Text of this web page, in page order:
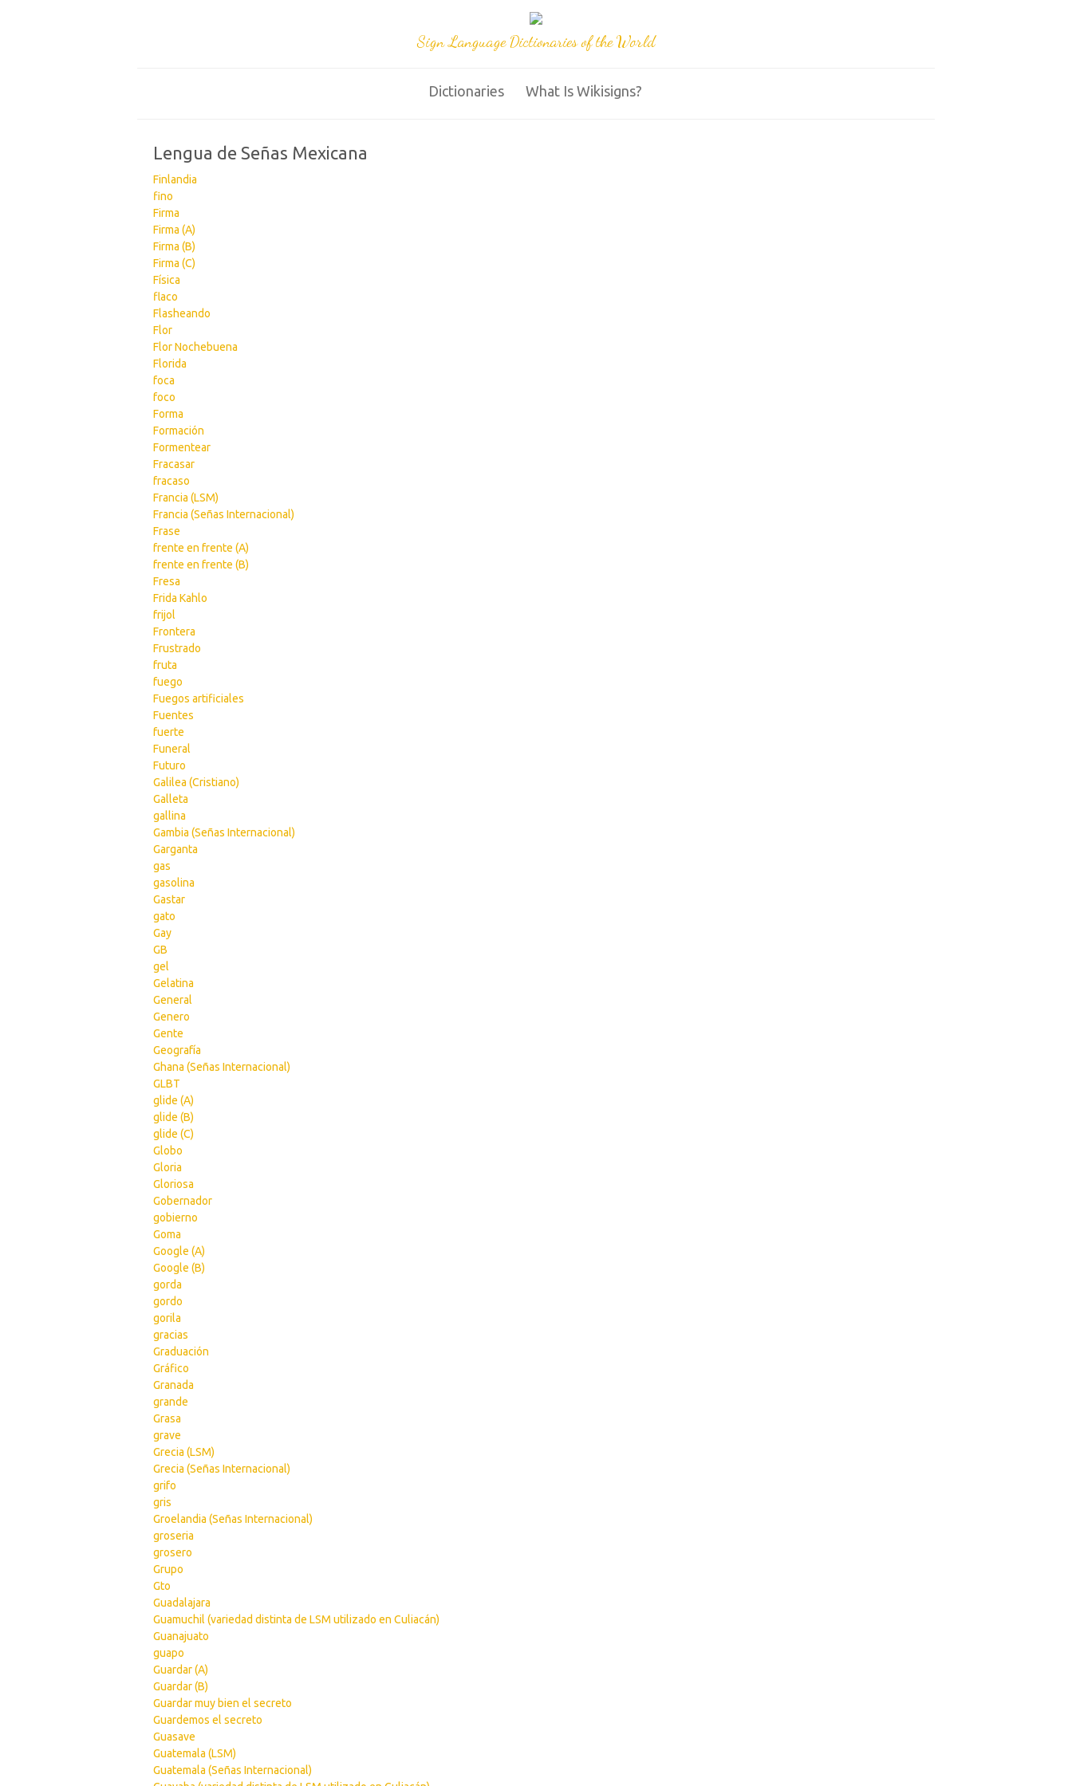
Sign Language Dictionaries of the World
Dictionaries What Is Wikisigns?
Lengua de Señas Mexicana
Finlandia
fino
Firma
Firma (A)
Firma (B)
Firma (C)
Física
flaco
Flasheando
Flor
Flor Nochebuena
Florida
foca
foco
Forma
Formación
Formentear
Fracasar
fracaso
Francia (LSM)
Francia (Señas Internacional)
Frase
frente en frente (A)
frente en frente (B)
Fresa
Frida Kahlo
frijol
Frontera
Frustrado
fruta
fuego
Fuegos artificiales
Fuentes
fuerte
Funeral
Futuro
Galilea (Cristiano)
Galleta
gallina
Gambia (Señas Internacional)
Garganta
gas
gasolina
Gastar
gato
Gay
GB
gel
Gelatina
General
Genero
Gente
Geografía
Ghana (Señas Internacional)
GLBT
glide (A)
glide (B)
glide (C)
Globo
Gloria
Gloriosa
Gobernador
gobierno
Goma
Google (A)
Google (B)
gorda
gordo
gorila
gracias
Graduación
Gráfico
Granada
grande
Grasa
grave
Grecia (LSM)
Grecia (Señas Internacional)
grifo
gris
Groelandia (Señas Internacional)
groseria
grosero
Grupo
Gto
Guadalajara
Guamuchil (variedad distinta de LSM utilizado en Culiacán)
Guanajuato
guapo
Guardar (A)
Guardar (B)
Guardar muy bien el secreto
Guardemos el secreto
Guasave
Guatemala (LSM)
Guatemala (Señas Internacional)